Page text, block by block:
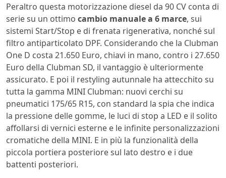
Peraltro questa motorizzazione diesel da 90 CV conta di
serie su un ottimo cambio manuale a 6 marce, sui
sistemi Start/Stop e di frenata rigenerativa, nonché sul
filtro antiparticolato DPF. Considerando che la Clubman
One D costa 21.650 Euro, chiavi in mano, contro i 27.650
Euro della Clubman SD, il vantaggio è ulteriormente
assicurato. E poi il restyling autunnale ha attecchito su
tutta la gamma MINI Clubman: nuovi cerchi su
pneumatici 175/65 R15, con standard la spia che indica
la pressione delle gomme, le luci di stop a LED e il solito
affollarsi di vernici esterne e le infinite personalizzazioni
cromatiche della MINI. E in più la funzionalità della
piccola portiera posteriore sul lato destro e i due
battenti posteriori.